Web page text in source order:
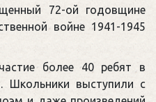
72-ой годовщине
войне 1941-1945
более 40 ребят в
выступили с